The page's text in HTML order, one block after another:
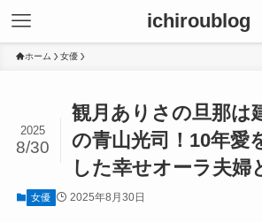
ichiroublog
ホーム 女優
観月ありさの旦那は
の青山光司！10年愛
した幸せオーラ夫婦
2025
8/30
女優 2025年8月30日